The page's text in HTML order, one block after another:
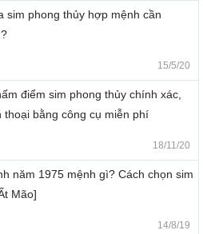
sim phong thủy hợp mệnh cần
15/5/20
điểm sim phong thủy chính xác,
thoại bằng công cụ miễn phí
18/11/20
năm 1975 mệnh gì? Cách chọn sim
Mão]
14/8/19